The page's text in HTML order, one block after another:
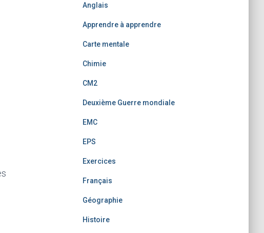
Anglais
Apprendre à apprendre
Carte mentale
Chimie
CM2
Deuxième Guerre mondiale
EMC
EPS
Exercices
Français
Géographie
Histoire